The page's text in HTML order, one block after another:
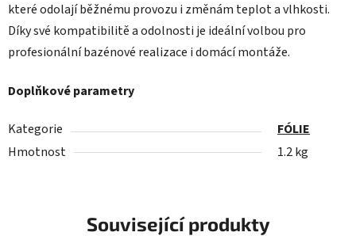
které odolají běžnému provozu i změnám teplot a vlhkosti.
Díky své kompatibilitě a odolnosti je ideální volbou pro
profesionální bazénové realizace i domácí montáže.
Doplňkové parametry
Kategorie
FÓLIE
Hmotnost
1.2 kg
Související produkty